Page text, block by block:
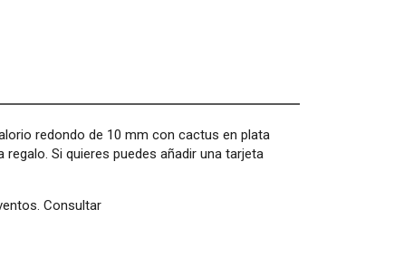
redondo de 10 mm con cactus en plata
Si quieres puedes añadir una tarjeta
Consultar